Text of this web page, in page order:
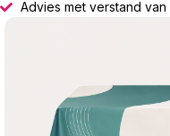
Advies met verstand van